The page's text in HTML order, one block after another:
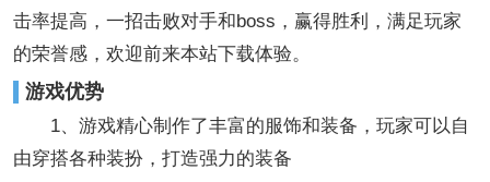
击率提高，一招击败对手和boss，赢得胜利，满足玩家
的荣誉感，欢迎前来本站下载体验。
游戏优势
1、游戏精心制作了丰富的服饰和装备，玩家可以自
由穿搭各种装扮，打造强力的装备